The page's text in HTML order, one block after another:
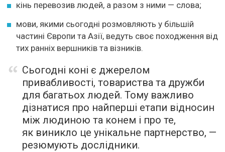
кінь перевозив людей, а разом з ними — слова;
мови, якими сьогодні розмовляють у більшій
частині Європи та Азії, ведуть своє походження від
тих ранніх вершників та візників.
Сьогодні коні є джерелом
привабливості, товариства та дружби
для багатьох людей. Тому важливо
дізнатися про найперші етапи відносин
між людиною та конем і про те,
як виникло це унікальне партнерство, —
резюмують дослідники.